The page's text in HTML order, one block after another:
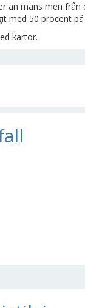
än mäns men
med 50 procent
kartor.